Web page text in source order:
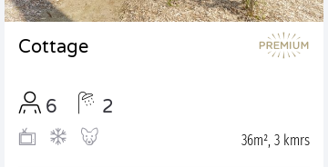
Cottage
6 2
36m², 3 kmrs